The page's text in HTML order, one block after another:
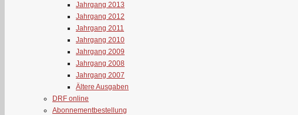
Jahrgang 2013
Jahrgang 2012
Jahrgang 2011
Jahrgang 2010
Jahrgang 2009
Jahrgang 2008
Jahrgang 2007
Ältere Ausgaben
DRF online
Abonnementbestellung